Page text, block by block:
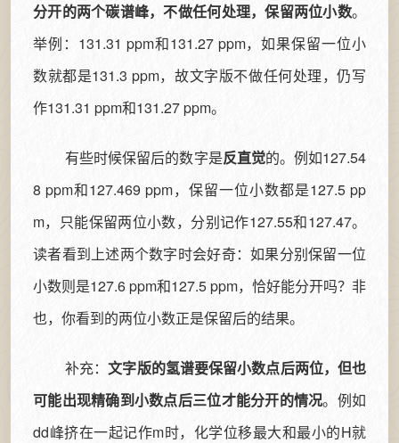
分开的两个碳谱峰，不做任何处理，保留两位小数。
举例：131.31 ppm和131.27 ppm，如果保留一位小
数就都是131.3 ppm，故文字版不做任何处理，仍写
作131.31 ppm和131.27 ppm。
有些时候保留后的数字是反直觉的。例如127.54
8 ppm和127.469 ppm，保留一位小数都是127.5 pp
m，只能保留两位小数，分别记作127.55和127.47。
读者看到上述两个数字时会好奇：如果分别保留一位
小数则是127.6 ppm和127.5 ppm，恰好能分开吗？非
也，你看到的两位小数正是保留后的结果。
补充：文字版的氢谱要保留小数点后两位，但也
可能出现精确到小数点后三位才能分开的情况。例如
dd峰挤在一起记作m时，化学位移最大和最小的H就